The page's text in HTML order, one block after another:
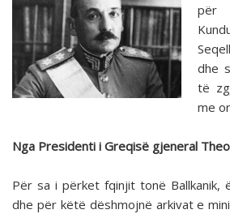
dhe
të
me
Nga Presidenti i Greqisë gjeneral
Për sa i përket fqinjit tonë Ballkanik,
dhe për këtë dëshmojnë arkivat e